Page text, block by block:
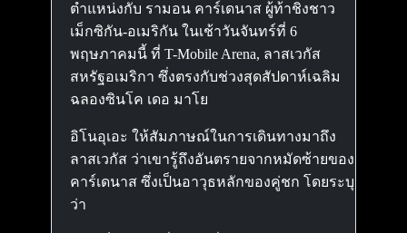
ตำแหน่งกับ รามอน คาร์เดนาส ผู้ท้าชิงชาว
เม็กซิกัน-อเมริกัน ในเช้าวันจันทร์ที่ 6
พฤษภาคมนี้ ที่ T-Mobile Arena, ลาสเวกัส
สหรัฐอเมริกา ซึ่งตรงกับช่วงสุดสัปดาห์เฉลิม
ฉลองซินโค เดอ มาโย
อิโนอุเอะ ให้สัมภาษณ์ในการเดินทางมาถึง
ลาสเวกัส ว่าเขารู้ถึงอันตรายจากหมัดซ้ายของ
คาร์เดนาส ซึ่งเป็นอาวุธหลักของคู่ชก โดยระบุ
ว่า